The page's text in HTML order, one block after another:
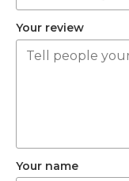
Your review
Your name